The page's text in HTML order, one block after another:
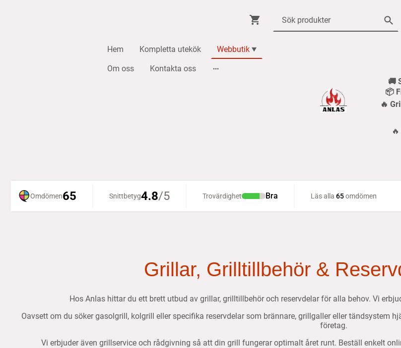
Hem Kompletta utekök Webbutik
Om oss Kontakta oss
🚚
📦
🔥
🔥
Grillar, Grilltillbehör &
Hos Anlas hittar du ett brett utbud av grillar, grilltillbehör och reservdelar för alla behov. Vi
Oavsett om du söker gasolgrill, kolgrill eller specifika reservdelar som brännare, grillgaller eller tändsystem
företag.
Vi erbjuder även grillservice och rådgivning så att din grill fungerar optimalt året runt. Beställ enkelt